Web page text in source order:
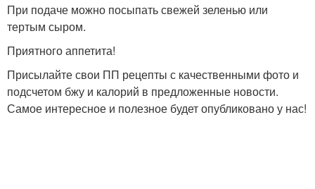
При подаче можно посыпать свежей зеленью или
тертым сыром.
Приятного аппетита!
Присылайте свои ПП рецепты с качественными фото и
подсчетом бжу и калорий в предложенные новости.
Самое интересное и полезное будет опубликовано у нас!